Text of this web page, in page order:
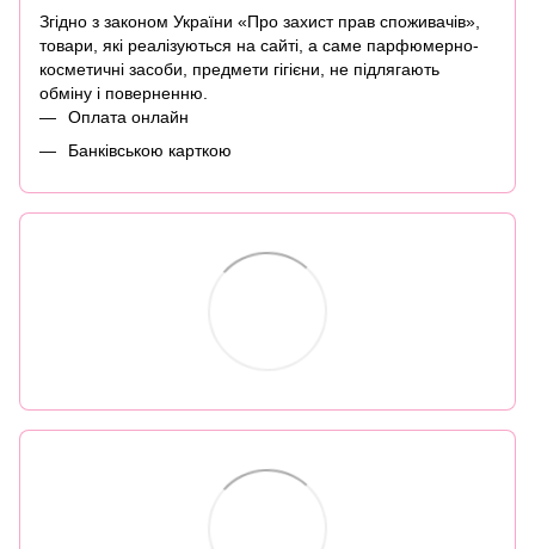
Згідно з законом України «Про захист прав споживачів»,
товари, які реалізуються на сайті, а саме парфюмерно-
косметичні засоби, предмети гігієни, не підлягають
обміну і поверненню.
Оплата онлайн
Банківською карткою